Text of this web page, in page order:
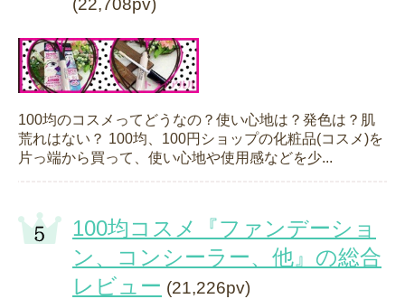
100均のコスメってどうなの？使い心地は？発色は？肌
荒れはない？ 100均、100円ショップの化粧品(コスメ)を
片っ端から買って、使い心地や使用感などを少...
100均コスメ『ファンデーショ
ン、コンシーラー、他』の総合
レビュー (21,226pv)